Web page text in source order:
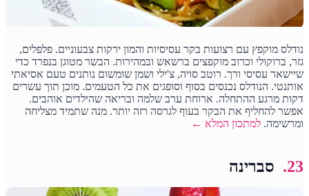
נודלס מוקפץ עם רצועות בקר עסיסיות והמון ירקות צבעוניים. פלפלים,
גזר, ברוקולי וכרוב מוקפצים ברשאש ובמהירות. הבשר מטוגן בנפרד כדי
שיישאר עסיסי ורך. רוטב סויה, צ'ילי ושמן שומשום נותנים טעם אסיאתי
אותנטי. הנודלס נכנסים בסוף וסופגים את כל הטעמים. מוכן תוך עשרים
דקות מרגע ההתחלה. ארוחת ערב שלמה ובריאה שהילדים אוהבים.
אפשר להחליף את הבקר בעוף לגרסה רזה יותר. מנה שתמיד מצליחה
ומרשימה.למתכון המלא ←
23. סברינה